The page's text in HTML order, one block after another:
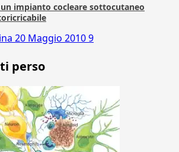
un impianto cocleare sottocutaneo
20 Maggio 20109
perso